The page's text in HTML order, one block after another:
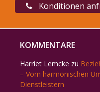
Konditionen
KOMMENTARE
Harriet Lemcke zu
– Vom harmonischen
Dienstleistern